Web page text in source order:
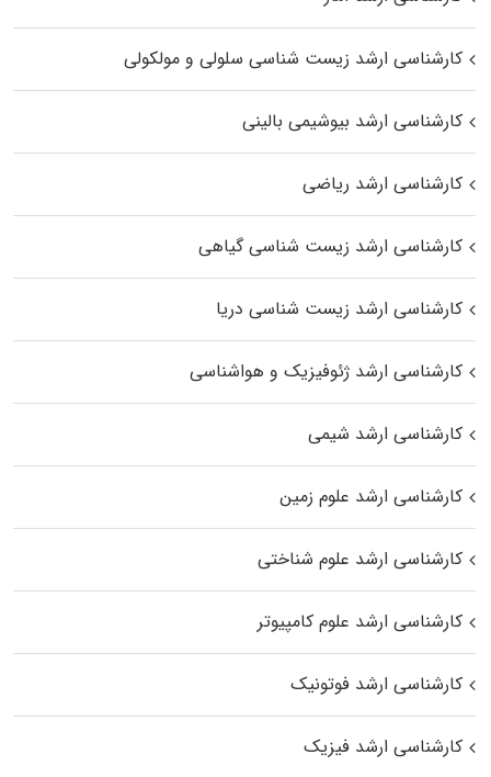
کارشناسی ارشد زیست شناسی سلولی و مولکولی
کارشناسی ارشد بیوشیمی بالینی
کارشناسی ارشد ریاضی
کارشناسی ارشد زیست‌ شناسی گیاهی
کارشناسی ارشد زیست‌ شناسی دریا
کارشناسی ارشد ژئوفیزیک و هواشناسی
کارشناسی ارشد شیمی
کارشناسی ارشد علوم زمین
کارشناسی ارشد علوم شناختی
کارشناسی ارشد علوم کامپیوتر
کارشناسی ارشد فوتونیک
کارشناسی ارشد فیزیک